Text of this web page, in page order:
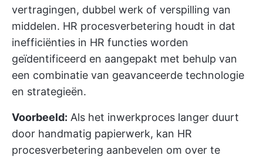
vertragingen, dubbel werk of verspilling van
middelen. HR procesverbetering houdt in dat
inefficiënties in HR functies worden
geïdentificeerd en aangepakt met behulp van
een combinatie van geavanceerde technologie
en strategieën.
Voorbeeld: Als het inwerkproces langer duurt
door handmatig papierwerk, kan HR
procesverbetering aanbevelen om over te